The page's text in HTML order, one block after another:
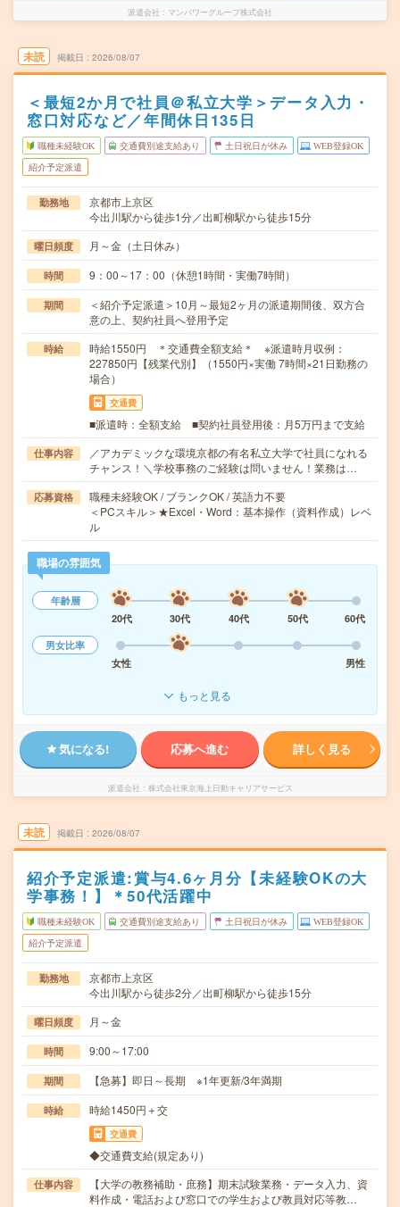
派遣会社 マンパワーグループ株式会社
未読 掲載日 2026/08/07
＜最短2か月で社員＠私立大学＞データ入力・
窓口対応など／年間休日135日
職種未経験OK 交通費別途支給あり 土日祝日が休み WEB登録OK
紹介予定派遣
勤務地
京都市上京区
今出川駅から徒歩1分／出町柳駅から徒歩15分
曜日頻度 月～金（土日休み）
時間 9：00～17：00（休憩1時間・実働7時間）
期間
＜紹介予定派遣＞10月～最短2ヶ月の派遣期間後、双方合
意の上、契約社員へ登用予定
時給
時給1550円 ＊交通費全額支給＊ ※派遣時月収例：
227850円【残業代別】（1550円×実働 7時間×21日勤務の
場合）
交通費
■派遣時：全額支給 ■契約社員登用後：月5万円まで支給
仕事内容
／アカデミックな環境京都の有名私立大学で社員になれる
チャンス！＼学校事務のご経験は問いません！業務は…
応募資格
職種未経験OK / ブランクOK / 英語力不要
＜PCスキル＞★Excel・Word：基本操作（資料作成）レベ
ル
職場の雰囲気
年齢層
20代
30代 40代 50代
60代
男女比率
女性
男性
もっと見る
気になる! 応募へ進む 詳しく見る
派遣会社 株式会社東京海上日動キャリアサービス
未読 掲載日 2026/08/07
紹介予定派遣:賞与4.6ヶ月分【未経験OKの大
学事務！】＊50代活躍中
職種未経験OK 交通費別途支給あり 土日祝日が休み WEB登録OK
紹介予定派遣
勤務地
京都市上京区
今出川駅から徒歩2分／出町柳駅から徒歩15分
曜日頻度 月～金
時間 9:00～17:00
期間 【急募】即日～長期 ※1年更新/3年満期
時給 時給1450円＋交
交通費
◆交通費支給(規定あり)
仕事内容
【大学の教務補助・庶務】期末試験業務・データ入力、資
料作成・電話および窓口での学生および教員対応等教…